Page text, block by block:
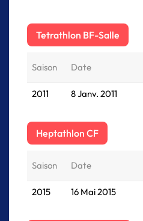
Tetrathlon BF-Salle
Saison Date
2011 8 Janv. 2011
Heptathlon CF
Saison Date
2015 16 Mai 2015